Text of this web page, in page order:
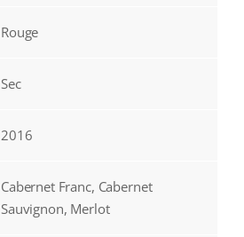
Rouge
Sec
2016
Cabernet Franc, Cabernet
Sauvignon, Merlot